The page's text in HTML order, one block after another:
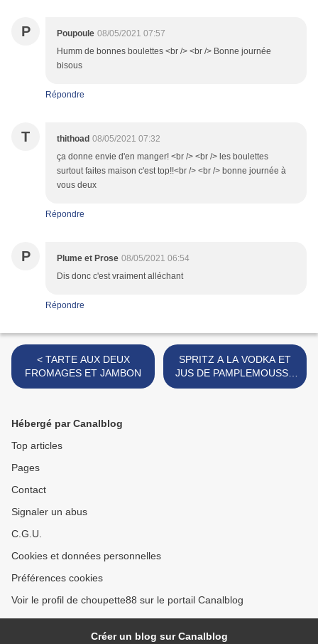
P Poupoule 08/05/2021 07:57
Humm de bonnes boulettes <br /> <br /> Bonne journée
bisous
Répondre
T thithoad 08/05/2021 07:32
ça donne envie d'en manger! <br /> <br /> les boulettes
surtout faites maison c'est top!!<br /> <br /> bonne journée à
vous deux
Répondre
P Plume et Prose 08/05/2021 06:54
Dis donc c'est vraiment alléchant
Répondre
< TARTE AUX DEUX
FROMAGES ET JAMBON
SPRITZ A LA VODKA ET
JUS DE PAMPLEMOUSSE
>
Hébergé par Canalblog
Top articles
Pages
Contact
Signaler un abus
C.G.U.
Cookies et données personnelles
Préférences cookies
Voir le profil de choupette88 sur le portail Canalblog
Créer un blog sur Canalblog